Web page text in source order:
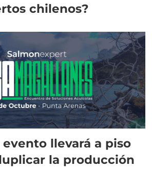
chilenos?
llevará a piso
la producción